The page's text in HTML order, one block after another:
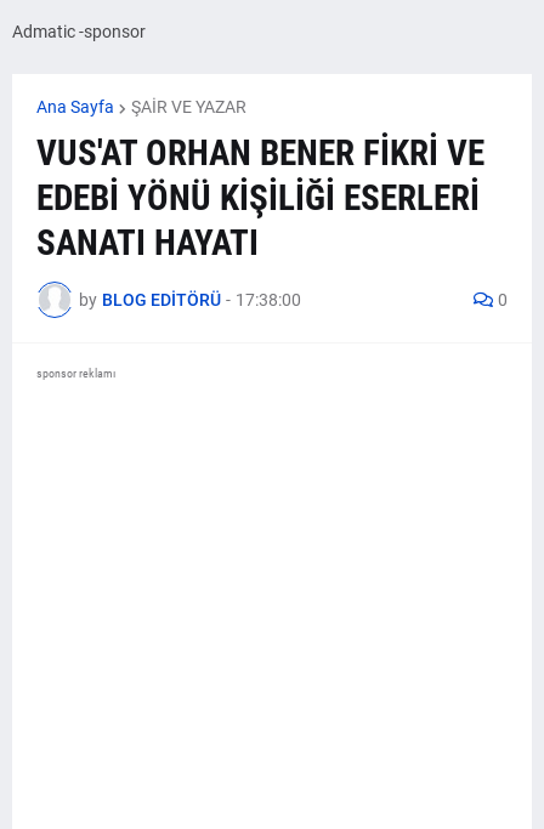
Admatic -sponsor
Ana Sayfa ŞAİR VE YAZAR
VUS'AT ORHAN BENER FİKRİ VE
EDEBİ YÖNÜ KİŞİLİĞİ ESERLERİ
SANATI HAYATI
by BLOG EDİTÖRÜ - 17:38:00 0
sponsor reklamı